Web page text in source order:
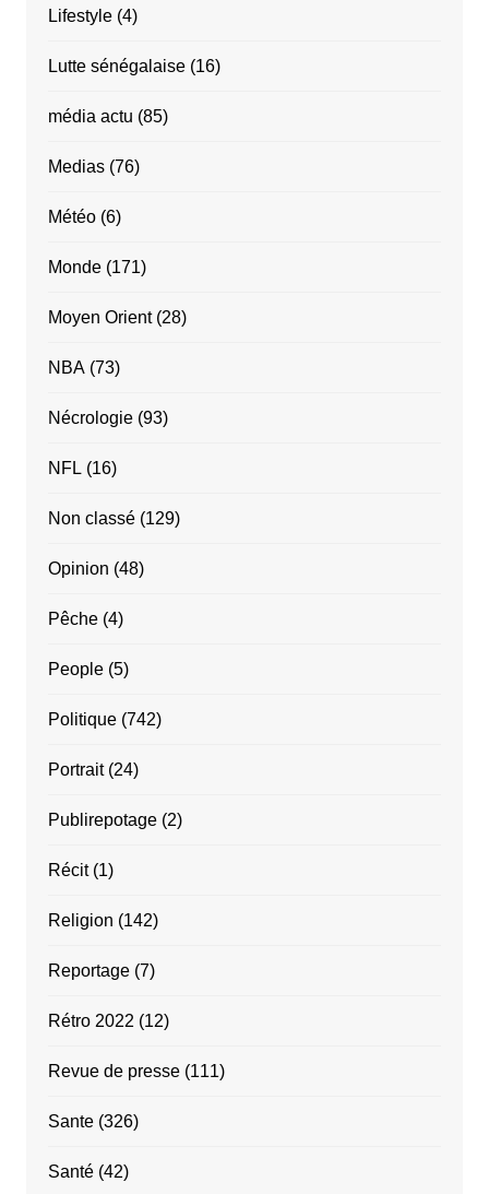
Lifestyle(4)
Lutte sénégalaise(16)
média actu (85)
Medias(76)
Météo(6)
Monde(171)
Moyen Orient(28)
NBA(73)
Nécrologie(93)
NFL (16)
Non classé(129)
Opinion (48)
Pêche(4)
People(5)
Politique(742)
Portrait(24)
Publirepotage(2)
Récit(1)
Religion (142)
Reportage(7)
Rétro 2022 (12)
Revue de presse(111)
Sante(326)
Santé(42)